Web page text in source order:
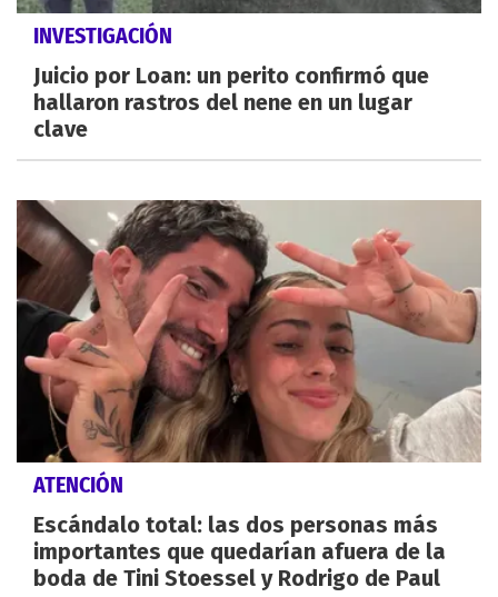
INVESTIGACIÓN
Juicio por Loan: un perito confirmó que
hallaron rastros del nene en un lugar
clave
ATENCIÓN
Escándalo total: las dos personas más
importantes que quedarían afuera de la
boda de Tini Stoessel y Rodrigo de Paul